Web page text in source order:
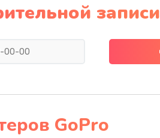
записи
GoPro